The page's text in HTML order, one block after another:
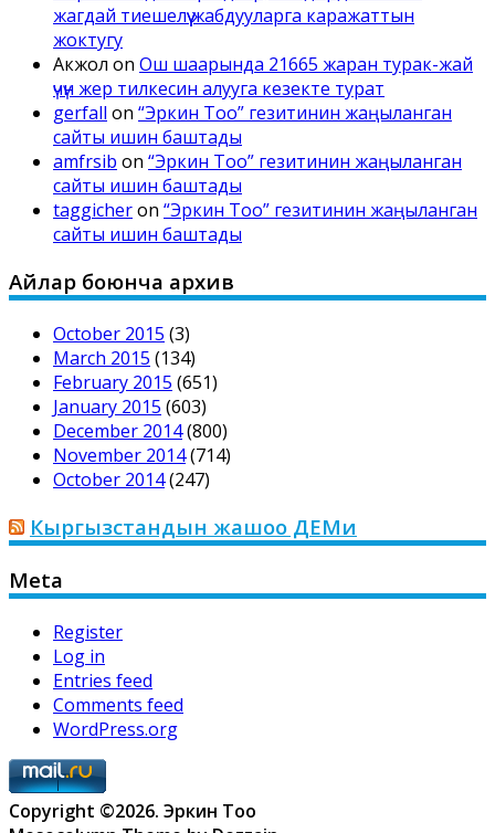
жагдай тиешелүү жабдууларга каражаттын
жоктугу
Акжол on Ош шаарында 21665 жаран турак-жай
үчүн жер тилкесин алууга кезекте турат
gerfall on “Эркин Тоо” гезитинин жаңыланган
сайты ишин баштады
amfrsib on “Эркин Тоо” гезитинин жаңыланган
сайты ишин баштады
taggicheron “Эркин Тоо” гезитинин жаңыланган
сайты ишин баштады
Айлар боюнча архив
October 2015 (3)
March 2015 (134)
February 2015 (651)
January 2015 (603)
December 2014(800)
November 2014(714)
October 2014(247)
Кыргызстандын жашоо ДЕМи
Meta
Register
Log in
Entries feed
Comments feed
WordPress.org
Copyright ©2026. Эркин Тоо